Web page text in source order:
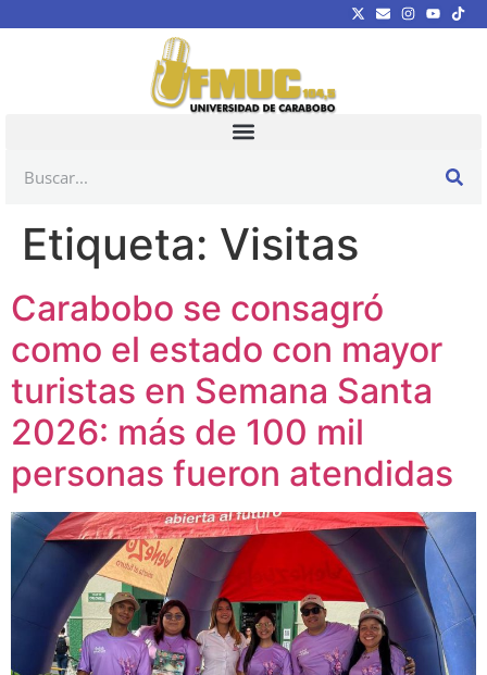
Etiqueta: Visitas
Carabobo se consagró
como el estado con mayor
turistas en Semana Santa
2026: más de 100 mil
personas fueron atendidas